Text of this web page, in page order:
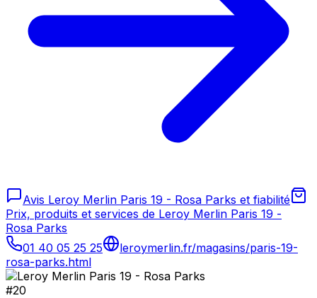
Avis Leroy Merlin Paris 19 - Rosa Parks et fiabilité
Prix, produits et services de Leroy Merlin Paris 19 -
Rosa Parks
01 40 05 25 25
leroymerlin.fr/magasins/paris-19-
rosa-parks.html
#20